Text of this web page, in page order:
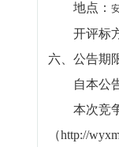
地点：
开评标
六、公告期
自本公
本次竞
（http://